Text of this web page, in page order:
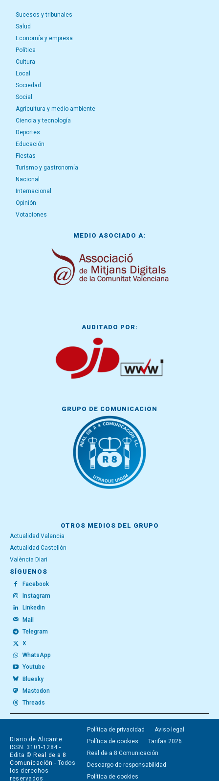
Sucesos y tribunales
Salud
Economía y empresa
Política
Cultura
Local
Sociedad
Social
Agricultura y medio ambiente
Ciencia y tecnología
Deportes
Educación
Fiestas
Turismo y gastronomía
Nacional
Internacional
Opinión
Votaciones
MEDIO ASOCIADO A:
AUDITADO POR:
GRUPO DE COMUNICACIÓN
OTROS MEDIOS DEL GRUPO
Actualidad Valencia
Actualidad Castellón
València Diari
SÍGUENOS
Facebook
Instagram
Linkedin
Mail
Telegram
X
WhatsApp
Youtube
Bluesky
Mastodon
Threads
Diario de Alicante
ISSN: 3101-1284 -
Edita © Real de a 8
Comunicación - Todos
los derechos
reservados
Política de privacidad
Aviso legal
Política de cookies
Tarifas 2026
Real de a 8 Comunicación
Descargo de responsabilidad
Política de cookies